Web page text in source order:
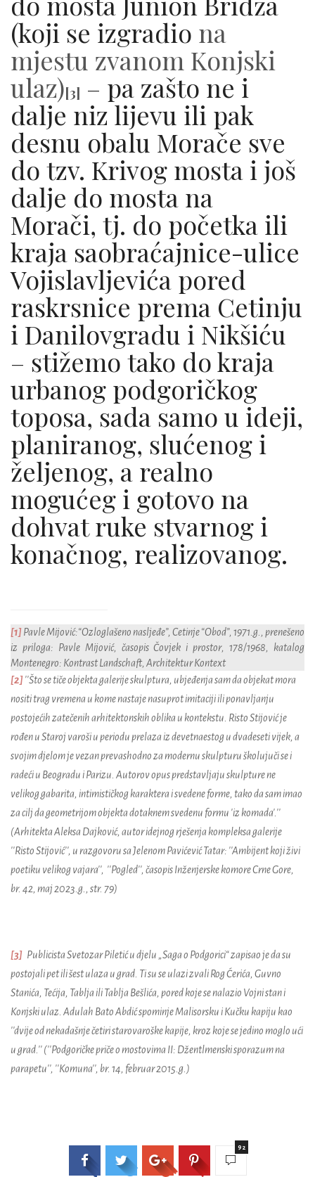
(koji se izgradio na
mjestu zvanom Konjski
ulaz)[3] – pa zašto ne i
dalje niz lijevu ili pak
desnu obalu Morače sve
do tzv. Krivog mosta i još
dalje do mosta na
Morači, tj. do početka ili
kraja saobraćajnice-ulice
Vojislavljevića pored
raskrsnice prema Cetinju
i Danilovgradu i Nikšiću
– stižemo tako do kraja
urbanog podgoričkog
toposa, sada samo u ideji,
planiranog, slućenog i
željenog, a realno
mogućeg i gotovo na
dohvat ruke stvarnog i
konačnog, realizovanog.
[1]PavleMijović:“Ozloglašeno nasljeđe”, Cetinje“Obod”, 1971.g., prenešeno
iz priloga: Pavle Mijović, časopisČovjek i prostor, 178/1968, katalog
Montenegro: KontrastLandschaft, ArchitekturKontext
[2]''Što se tiče objekta galerijeskulptura, ubjeđenjasamdaobjekatmora
nosititragvremenau komenastajenasuprotimitacijiiliponavljanju
postojećihzatečeniharhitektonskihoblikau kontekstu . Risto Stijović je
rođen u Staroj varoši u periodu prelaza iz devetnaestog u dvadeseti vijek, a
svojim djelom je vezan prevashodno za modernu skulpturu školujuči se i
radeći u Beogradu i Parizu. Autorov opus predstavljaju skulpture ne
velikog gabarita, intimističkog karaktera i svedene forme, tako da sam imao
za cilj da geometrijom objekta dotaknem svedenu formu 'iz komada'.''
(Arhitekta Aleksa Dajković, autor idejnog rješenja kompleksa galerije
''Risto Stijović'', u razgovoru sa Jelenom Pavićević Tatar: ''Ambijent koji živi
poetiku velikog vajara'', ''Pogled'', časopis Inženjerske komore Crne Gore,
br. 42, maj 2023.g., str. 79)
[3] PublicistaSvetozarPiletićudjelu „Sagao Podgorici“zapisaojedasu
postojalipetilišestulazaugrad . Tisu seulazizvaliRogĆerića, Guvno
Stanića, Tećija, TabljailiTabljaBešlića, poredkojesenalazio Vojnistani
Konjskiulaz Adulah Bato Abdić spominje Malisorsku i Kučku kapiju kao
''dvije od nekadašnje četiri starovaroške kapije, kroz koje se jedino moglo ući
u grad.'' (''Podgoričke priče o mostovima II: Džentlmenski sporazum na
parapetu'', ''Komuna'', br. 14, februar 2015.g.)
92